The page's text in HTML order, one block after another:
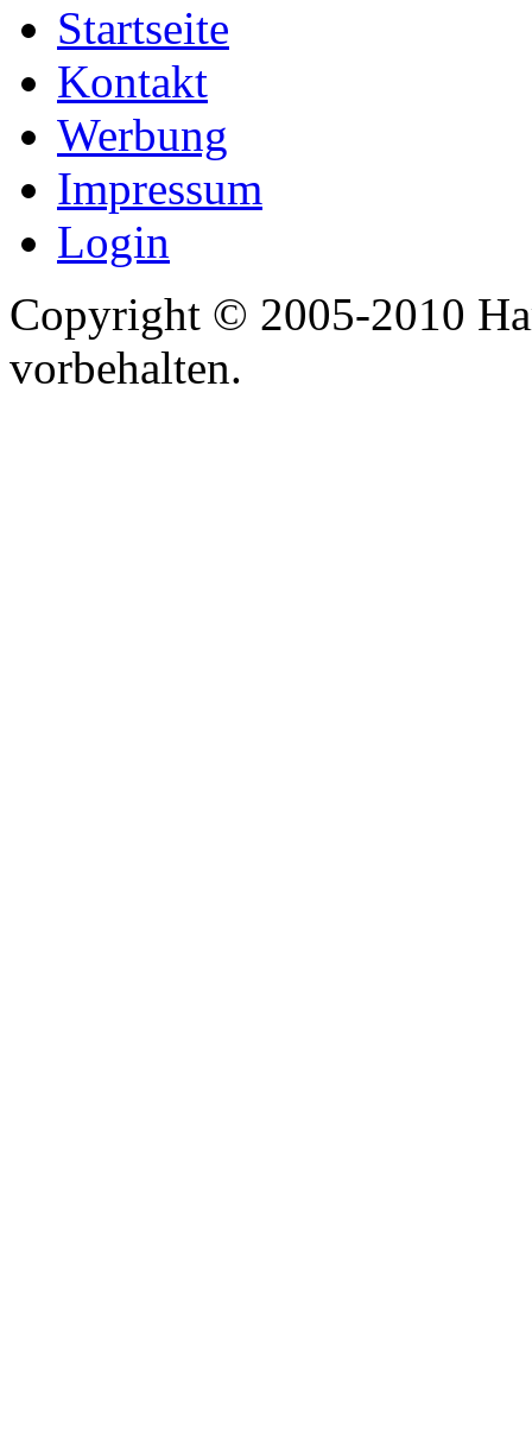
Startseite
Kontakt
Werbung
Impressum
Login
Copyright © 2005-2010
vorbehalten.